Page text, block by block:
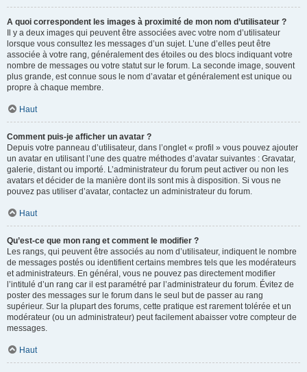
A quoi correspondent les images à proximité de mon nom d’utilisateur ?
Il y a deux images qui peuvent être associées avec votre nom d’utilisateur
lorsque vous consultez les messages d’un sujet. L’une d’elles peut être
associée à votre rang, généralement des étoiles ou des blocs indiquant votre
nombre de messages ou votre statut sur le forum. La seconde image, souvent
plus grande, est connue sous le nom d’avatar et généralement est unique ou
propre à chaque membre.
Haut
Comment puis-je afficher un avatar ?
Depuis votre panneau d’utilisateur, dans l’onglet « profil » vous pouvez ajouter
un avatar en utilisant l’une des quatre méthodes d’avatar suivantes : Gravatar,
galerie, distant ou importé. L’administrateur du forum peut activer ou non les
avatars et décider de la manière dont ils sont mis à disposition. Si vous ne
pouvez pas utiliser d’avatar, contactez un administrateur du forum.
Haut
Qu’est-ce que mon rang et comment le modifier ?
Les rangs, qui peuvent être associés au nom d’utilisateur, indiquent le nombre
de messages postés ou identifient certains membres tels que les modérateurs
et administrateurs. En général, vous ne pouvez pas directement modifier
l’intitulé d’un rang car il est paramétré par l’administrateur du forum. Évitez de
poster des messages sur le forum dans le seul but de passer au rang
supérieur. Sur la plupart des forums, cette pratique est rarement tolérée et un
modérateur (ou un administrateur) peut facilement abaisser votre compteur de
messages.
Haut